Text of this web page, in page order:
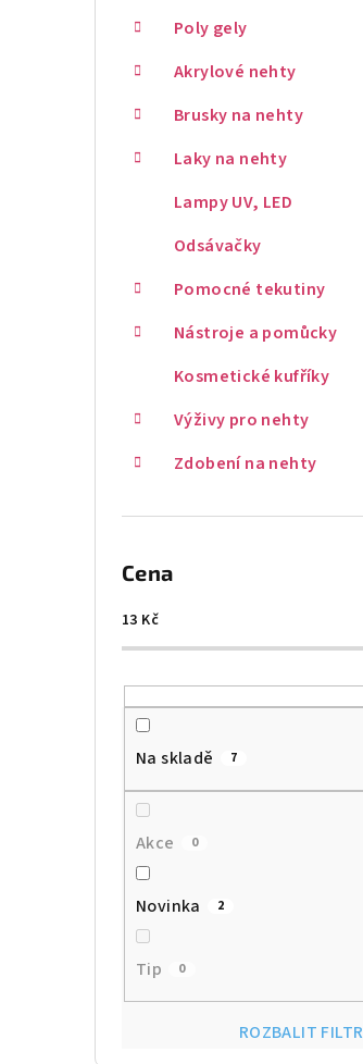
Poly gely
Akrylové nehty
Brusky na nehty
Laky na nehty
Lampy UV, LED
Odsávačky
Pomocné tekutiny
Nástroje a pomůcky
Kosmetické kufříky
Výživy pro nehty
Zdobení na nehty
Cena
13 Kč
Na skladě 7
Akce 0
Novinka 2
Tip 0
ROZBALIT FILTR